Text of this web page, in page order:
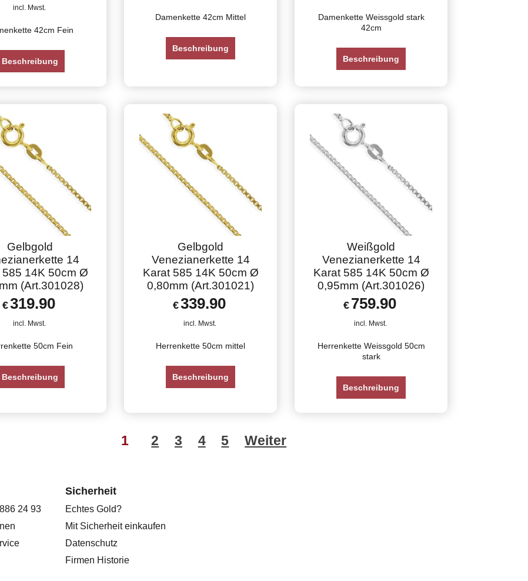
incl. Mwst.
42cm Fein
Beschreibung
Damenkette 42cm Mittel
Beschreibung
Damenkette Weissgold stark
42cm
Beschreibung
Gelbgold
14
585 14K 50cm Ø
(Art.301028)
€319.90
incl. Mwst.
50cm Fein
Beschreibung
Gelbgold
Venezianerkette 14
Karat 585 14K 50cm Ø
0,80mm (Art.301021)
€339.90
incl. Mwst.
Herrenkette 50cm mittel
Beschreibung
Weißgold
Venezianerkette 14
Karat 585 14K 50cm Ø
0,95mm (Art.301026)
€ 759.90
incl. Mwst.
Herrenkette Weissgold 50cm
stark
Beschreibung
1 2 3 4 5 Weiter
24 93
Sicherheit
Echtes Gold?
Mit Sicherheit einkaufen
Datenschutz
Firmen Historie